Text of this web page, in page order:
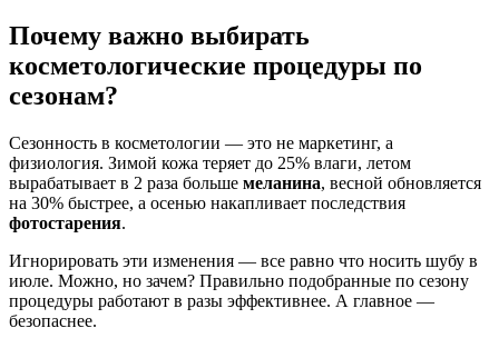
Почему важно выбирать
косметологические процедуры по
сезонам?
Сезонность в косметологии — это не маркетинг, а
физиология. Зимой кожа теряет до 25% влаги, летом
вырабатывает в 2 раза больше меланина, весной обновляется
на 30% быстрее, а осенью накапливает последствия
фотостарения.
Игнорировать эти изменения — все равно что носить шубу в
июле. Можно, но зачем? Правильно подобранные по сезону
процедуры работают в разы эффективнее. А главное —
безопаснее.